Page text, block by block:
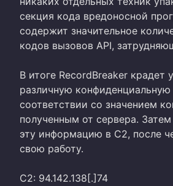
секция кода вредоносной
содержит значительное
кодов вызовов API,
В итоге RecordBreaker крадет
различную
соответствии со значением
полученным от сервера.
эту информацию в C2, после
свою работу.
C2: 94.142.138[.]74